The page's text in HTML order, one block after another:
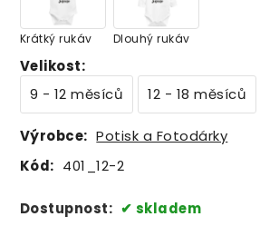
Krátký rukáv Dlouhý rukáv
Velikost:
9 - 12 měsíců
12 - 18 měsíců
Výrobce: Potisk a Fotodárky
Kód: 401_12-2
Dostupnost: skladem